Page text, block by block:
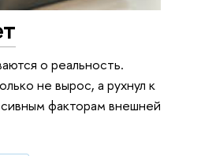
о реальность.
не вырос, а рухнул к
факторам внешней